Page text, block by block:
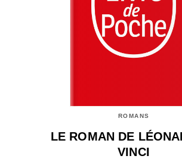
ROMANS
LE ROMAN DE
VINCI